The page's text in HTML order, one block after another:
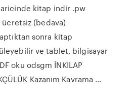
kitap indir .pw
ücretsiz (bedava)
sonra kitap
ve tablet, bilgisayar
oku odsgm İNKILAP
Kazanım Kavrama ...